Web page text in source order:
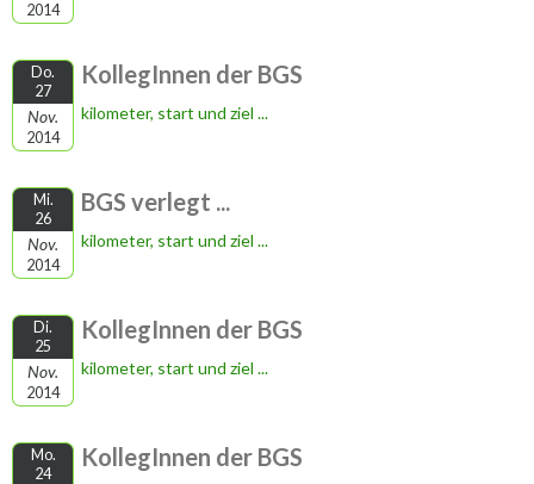
2014
Do.
27
Nov.
2014
KollegInnen der BGS
kilometer, start und ziel ...
Mi.
26
Nov.
2014
BGS verlegt ...
kilometer, start und ziel ...
Di.
25
Nov.
2014
KollegInnen der BGS
kilometer, start und ziel ...
Mo.
24
KollegInnen der BGS